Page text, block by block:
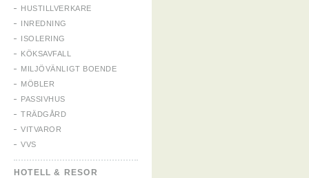
HUSTILLVERKARE
INREDNING
ISOLERING
KÖKSAVFALL
MILJÖVÄNLIGT BOENDE
MÖBLER
PASSIVHUS
TRÄDGÅRD
VITVAROR
VVS
HOTELL & RESOR